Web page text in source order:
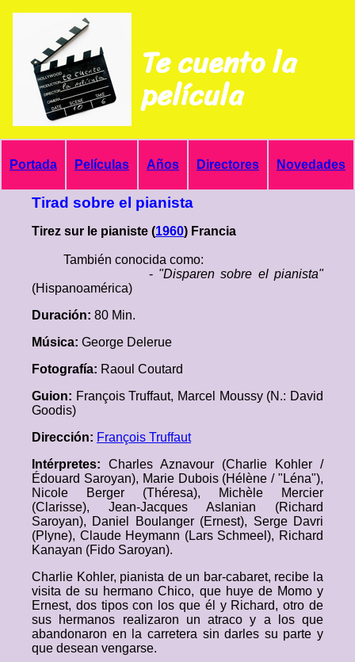
Te cuento la
película
Portada Películas Años Directores Novedades
Tirad sobre el pianista
Tirez sur le pianiste (1960) Francia
También conocida como:
- "Disparen sobre el pianista"
(Hispanoamérica)
Duración: 80 Min.
Música: George Delerue
Fotografía: Raoul Coutard
Guion: François Truffaut, Marcel Moussy (N.: David
Goodis)
Dirección: François Truffaut
Intérpretes: Charles Aznavour (Charlie Kohler /
Édouard Saroyan), Marie Dubois (Hélène / "Léna"),
Nicole Berger (Théresa), Michèle Mercier
(Clarisse), Jean-Jacques Aslanian (Richard
Saroyan), Daniel Boulanger (Ernest), Serge Davri
(Plyne), Claude Heymann (Lars Schmeel), Richard
Kanayan (Fido Saroyan).
Charlie Kohler, pianista de un bar-cabaret, recibe la
visita de su hermano Chico, que huye de Momo y
Ernest, dos tipos con los que él y Richard, otro de
sus hermanos realizaron un atraco y a los que
abandonaron en la carretera sin darles su parte y
que desean vengarse.